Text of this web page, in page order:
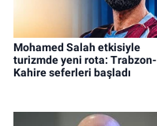
Mohamed Salah etkisiyle
turizmde yeni rota: Trabzon-
Kahire seferleri başladı